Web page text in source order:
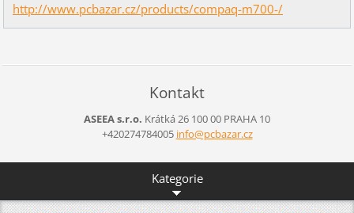
http://www.pcbazar.cz/products/compaq-m700-/
Kontakt
ASEEA s.r.o. Krátká 26 100 00 PRAHA 10
+420274784005 info@pcbazar.cz
Kategorie